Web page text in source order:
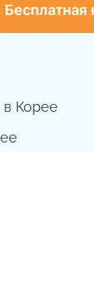
Бесплатная
Корее